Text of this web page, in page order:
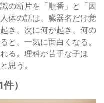
の断片を「順番」と「因
体の話は、臓器名だけ覚
き、次に何が起き、何の
と、一気に面白くなる。
る。理科が苦手な子ほ
思う。
）